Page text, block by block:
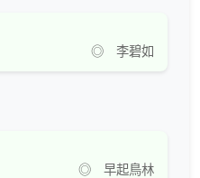
◎ 李碧如
◎ 早起鳥林